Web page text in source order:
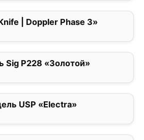
| Doppler Phase 3»
Sig P228 «Золотой»
USP «Electra»